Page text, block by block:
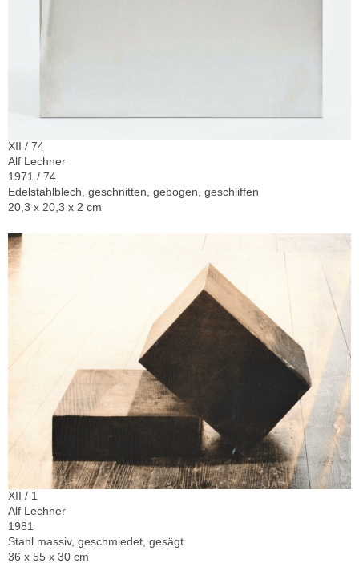
XII / 74
Alf Lechner
1971 / 74
Edelstahlblech, geschnitten, gebogen, geschliffen
20,3 x 20,3 x 2 cm
XII / 1
Alf Lechner
1981
Stahl massiv, geschmiedet, gesägt
36 x 55 x 30 cm